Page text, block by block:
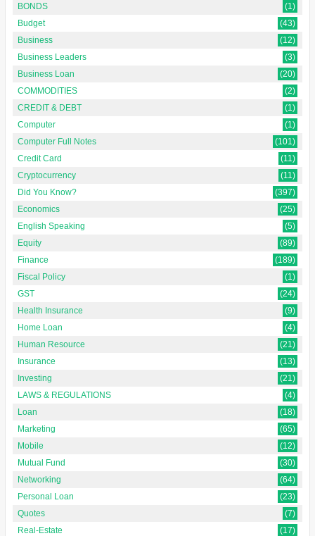
BONDS
(1)
Budget
(43)
Business
(12)
Business Leaders
(3)
Business Loan
(20)
COMMODITIES
(2)
CREDIT & DEBT
(1)
Computer
(1)
Computer Full Notes
(101)
Credit Card
(11)
Cryptocurrency
(11)
Did You Know?
(397)
Economics
(25)
English Speaking
(5)
Equity
(89)
Finance
(189)
Fiscal Policy
(1)
GST
(24)
Health Insurance
(9)
Home Loan
(4)
Human Resource
(21)
Insurance
(13)
Investing
(21)
LAWS & REGULATIONS
(4)
Loan
(18)
Marketing
(65)
Mobile
(12)
Mutual Fund
(30)
Networking
(64)
Personal Loan
(23)
Quotes
(7)
Real-Estate
(17)